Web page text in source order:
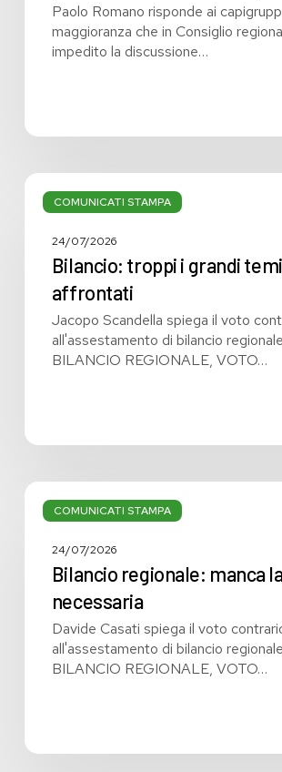
Paolo Romano risponde ai
maggioranza che in Consiglio
impedito la discussione…
COMUNICATI STAMPA
Bilancio:
troppi
grandi
affrontati
24/07/2026
Bilancio: troppi i grandi
affrontati
Jacopo Scandella spiega il voto
all'assestamento di bilancio regionale
BILANCIO REGIONALE, VOTO…
COMUNICATI STAMPA
Bilancio
regionale:
svolta
24/07/2026
Bilancio regionale: manca
necessaria
Davide Casati spiega il voto
all'assestamento di bilancio regionale
BILANCIO REGIONALE, VOTO…